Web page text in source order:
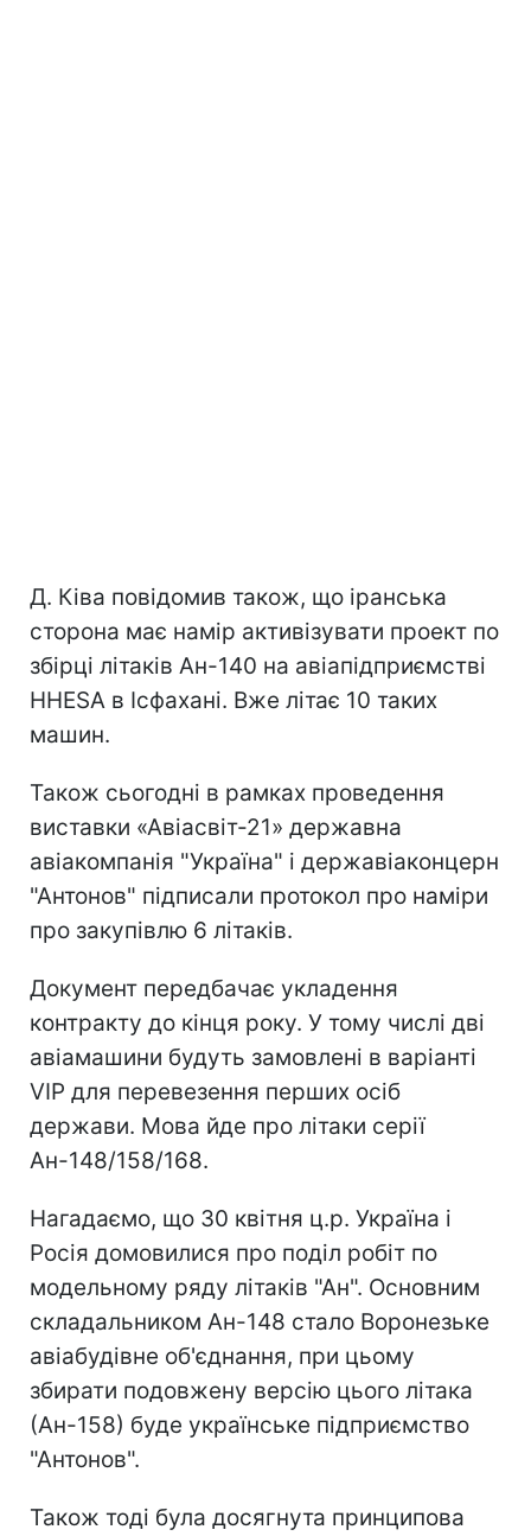
Д. Ківа повідомив також, що іранська
сторона має намір активізувати проект по
збірці літаків Ан-140 на авіапідприємстві
HHESA в Ісфахані. Вже літає 10 таких
машин.
Також сьогодні в рамках проведення
виставки «Авіасвіт-21» державна
авіакомпанія "Україна" і державіаконцерн
"Антонов" підписали протокол про наміри
про закупівлю 6 літаків.
Документ передбачає укладення
контракту до кінця року. У тому числі дві
авіамашини будуть замовлені в варіанті
VIP для перевезення перших осіб
держави. Мова йде про літаки серії
Ан-148/158/168.
Нагадаємо, що 30 квітня ц.р. Україна і
Росія домовилися про поділ робіт по
модельному ряду літаків "Ан". Основним
складальником Ан-148 стало Воронезьке
авіабудівне об'єднання, при цьому
збирати подовжену версію цього літака
(Ан-158) буде українське підприємство
"Антонов".
Також тоді була досягнута принципова